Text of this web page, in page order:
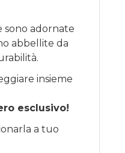
sono adornate
abbellite da
insieme
esclusivo!
a tuo